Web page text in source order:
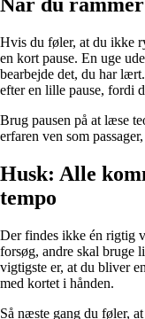
Hvis du føler, at du ikke
en kort pause. En uge
bearbejde det, du har
efter en lille pause, fordi
Brug pausen på at læse
erfaren ven som
Husk: Alle
tempo
Der findes ikke én rigtig
forsøg, andre skal bruge
vigtigste er, at du bliver
med kortet i hånden.
Så næste gang du føler,